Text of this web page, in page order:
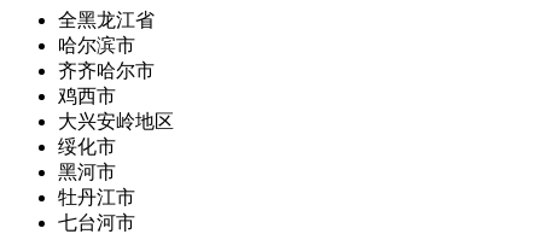
全黑龙江省
哈尔滨市
齐齐哈尔市
鸡西市
大兴安岭地区
绥化市
黑河市
牡丹江市
七台河市